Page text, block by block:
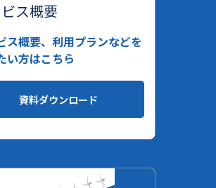
ス概要
ス概要、利用プランなどを
い方はこちら
資料ダウンロード